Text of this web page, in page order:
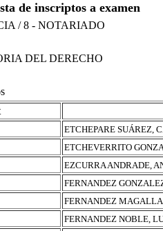
de inscriptos a examen
/ 8 - NOTARIADO
DEL DERECHO
ETCHEPARE SUÁREZ,
ETCHEVERRITO
EZCURRA ANDRADE,
FERNANDEZ
FERNANDEZ
FERNANDEZ NOBLE,